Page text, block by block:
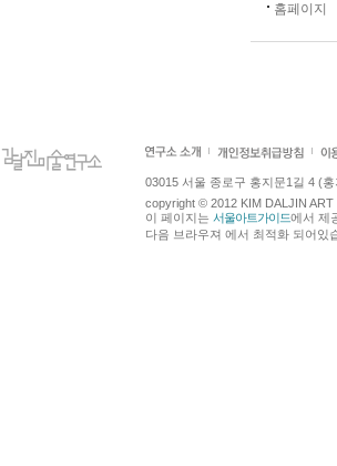
홈페이지
03015 서울 종로구 홍지문1길 4 (
copyright © 2012 KIM DALJIN
이 페이지는 서울아트가이드에서 제
다음 브라우져 에서 최적화 되어